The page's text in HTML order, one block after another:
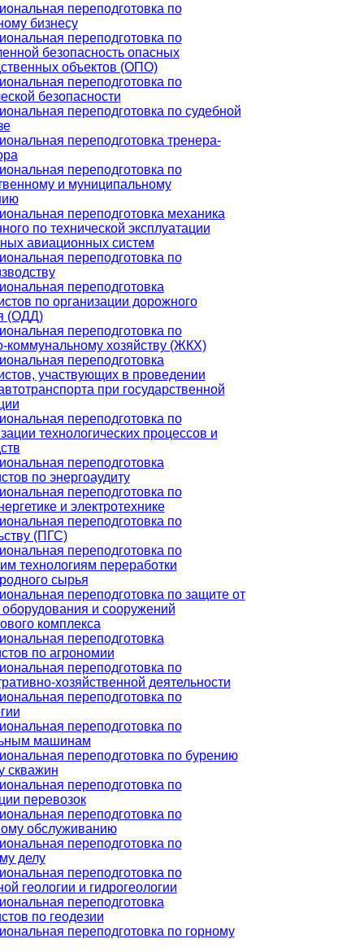
переподготовка по
бизнесу
переподготовка по
безопасность опасных
объектов (ОПО)
переподготовка по
безопасности
переподготовка по судебной
переподготовка тренера-
переподготовка по
и муниципальному
переподготовка механика
по технической эксплуатации
авиационных систем
переподготовка по
переподготовка
по организации дорожного
(ОДД)
переподготовка по
хозяйству (ЖКХ)
переподготовка
участвующих в проведении
при государственной
переподготовка по
технологических процессов и
переподготовка
по энергоаудиту
переподготовка по
и электротехнике
переподготовка по
(ПГС)
переподготовка по
технологиям переработки
сырья
переподготовка по защите от
оборудования и сооружений
комплекса
переподготовка
по агрономии
переподготовка по
хозяйственной деятельности
переподготовка по
переподготовка по
машинам
переподготовка по бурению
скважин
переподготовка по
перевозок
переподготовка по
обслуживанию
переподготовка по
делу
переподготовка по
геологии и гидрогеологии
переподготовка
по геодезии
переподготовка по горному